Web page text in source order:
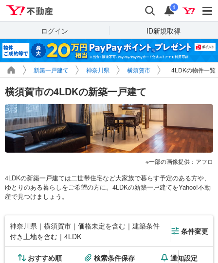
検索 通知
i
ログイン ID新規取得
新築一戸建て 神奈川県 横須賀市 4LDKの物件一覧
横須賀市の4LDKの新築一戸建て
一部の画像提供：アフロ
4LDKの新築一戸建ては二世帯住宅など大家族で暮らす予定のある方や、
ゆとりのある暮らしをご希望の方に。4LDKの新築一戸建てをYahoo!不動
産で見つけましょう。
神奈川県｜横須賀市｜価格未定を含む｜建築条件
付き土地を含む｜4LDK
条件変更
おすすめ順 検索条件保存 通知設定